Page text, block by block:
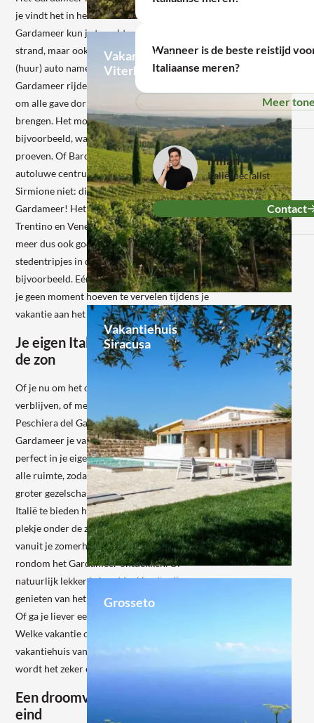
je vindt het in het noorden van het land. Bij het
Gardameer kun je terecht voor zon, zee en
strand, maar ook voor avontuur. Je kunt met je
(huur) auto namelijk in vijf uur rond het hele
Gardameer rijden – en er tijd aan vastplakken
om alle gave dorpjes en steden een bezoek
brengen. Het mooie Limone sul Garda
bijvoorbeeld, waar je het echte Italië kan
proeven. Of Bardolino, waar je uren door het
autoluwe centrum kan slenteren. Vergeet ook
Sirmione niet: dit stadje ligt midden in het
Gardameer! Het Gardameer ligt in Lombardije,
Trentino en Veneto – je kunt je vakantie bij het
meer dus ook goed combineren met andere
stedentripjes in deze streken, naar Venetië,
bijvoorbeeld. Eén ding staat buiten kijf: je zult
je geen moment hoeven te vervelen tijdens je
vakantie aan het Gardameer!
Je eigen Italiaanse plekje onder
de zon
Of je nu om het oostelijke Lazise gaat
verblijven, of meer voelt voor het gezellige
Peschiera del Garda: als je rondom het
Gardameer je vakantie gaat vieren, kan dat
perfect in je eigen vakantiehuis. Daar heb je
alle ruimte, zodat je met een klein maar ook een
groter gezelschap kunt genieten van alles wat
Italië te bieden heeft. Zo heb je echt je eigen
plekje onder de zon – letterlijk – en kun je
vanuit je zomerhuisje alle mooie plekken
rondom het Gardameer ontdekken. Of
natuurlijk lekker je handdoekje uitrollen, en
genieten van het heerlijke klimaat op deze plek.
Of ga je liever een stoere watersport doen?
Welke vakantie ook bij jou past, als je in een
vakantiehuis van Tritt – Case in Italia logeert,
wordt het zeker een succes.
Een droomvakantie van begin tot
eind
Vakantiehuis
Viterbo
meer
Vakantiehuis
Siracusa
Lees
meer
Grosseto
Lees
meer
Milan
Italiëspecialist
Contact
Wanneer is de beste reistijd
Italiaanse meren?
Meer